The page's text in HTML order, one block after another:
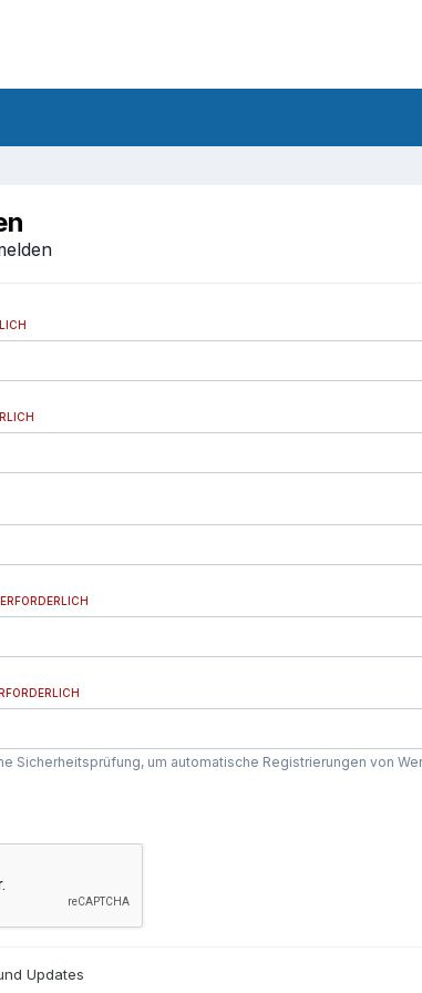
ERFORDERLICH
Sicherheitsprüfung, um automatische Registrierungen von
Updates